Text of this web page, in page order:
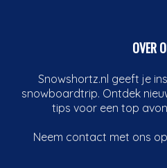
OVER
Snowshortz.nl geeft je
snowboardtrip. Ontdek
tips voor een top
Neem contact met ons